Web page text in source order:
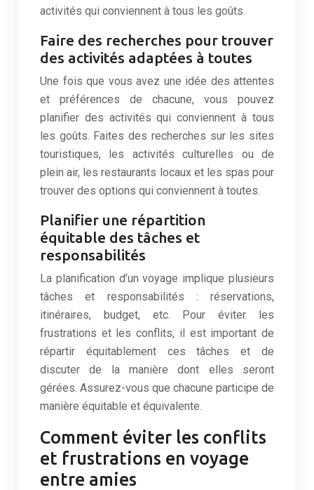
activités qui conviennent à tous les goûts.
Faire des recherches pour trouver
des activités adaptées à toutes
Une fois que vous avez une idée des attentes
et préférences de chacune, vous pouvez
planifier des activités qui conviennent à tous
les goûts. Faites des recherches sur les sites
touristiques, les activités culturelles ou de
plein air, les restaurants locaux et les spas pour
trouver des options qui conviennent à toutes.
Planifier une répartition
équitable des tâches et
responsabilités
La planification d’un voyage implique plusieurs
tâches et responsabilités : réservations,
itinéraires, budget, etc. Pour éviter les
frustrations et les conflits, il est important de
répartir équitablement ces tâches et de
discuter de la manière dont elles seront
gérées. Assurez-vous que chacune participe de
manière équitable et équivalente.
Comment éviter les conflits
et frustrations en voyage
entre amies